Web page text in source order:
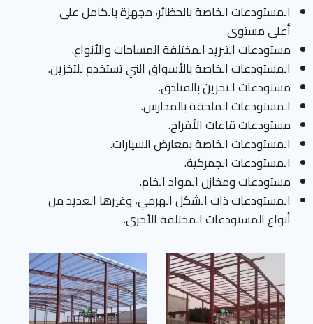
المستودعات الخاصة بالحظائر، مجهزة بالكامل على
أعلى مستوى.
مستودعات التبريد المختلفة المساحات والأنواع.
المستودعات الخاصة بالأسواق التي تستخدم للتخزين.
مستودعات التخزين بالفنادق.
المستودعات الملحقة بالمدارس.
مستودعات قاعات الأفراح.
المستودعات الخاصة بمعارض السيارات.
المستودعات الجمركية.
مستودعات ومخازن المواد الخام.
المستودعات ذات الشكل الهرمي، وغيرها العديد من
أنواع المستودعات المختلفة الأخرى.